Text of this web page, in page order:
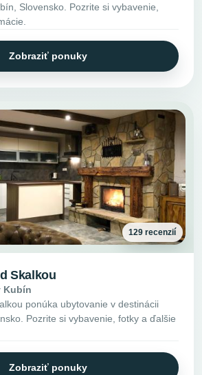
Slovensko. Pozrite si vybavenie,
Zobraziť ponuky
129 recenzií
Skalkou
Kubín
ponúka ubytovanie v destinácii
Pozrite si vybavenie, fotky a ďalšie
Zobraziť ponuky